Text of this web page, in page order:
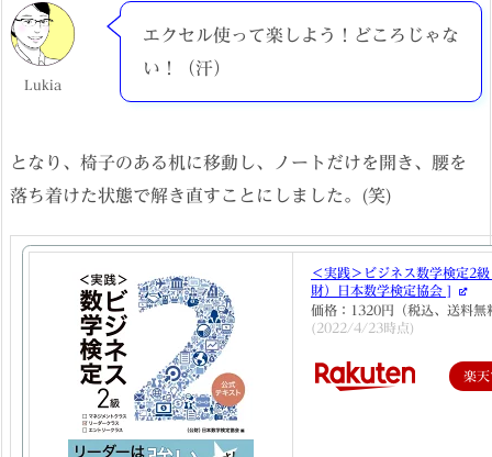
Lukia
エクセル使って楽しよう！どころじゃな
い！（汗）
となり、椅子のある机に移動し、ノートだけを開き、腰を
落ち着けた状態で解き直すことにしました。(笑)
＜実践＞ビジネス数学検定2
財）日本数学検定協会 ]
価格：1320円（税込、送料無
(2022/4/23時点)
楽天